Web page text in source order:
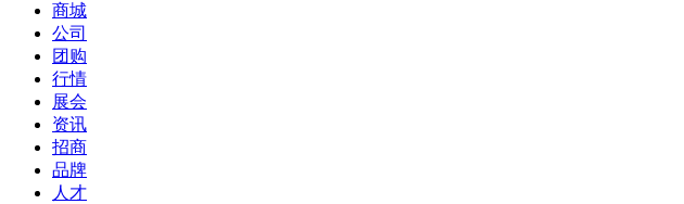
商城
公司
团购
行情
展会
资讯
招商
品牌
人才